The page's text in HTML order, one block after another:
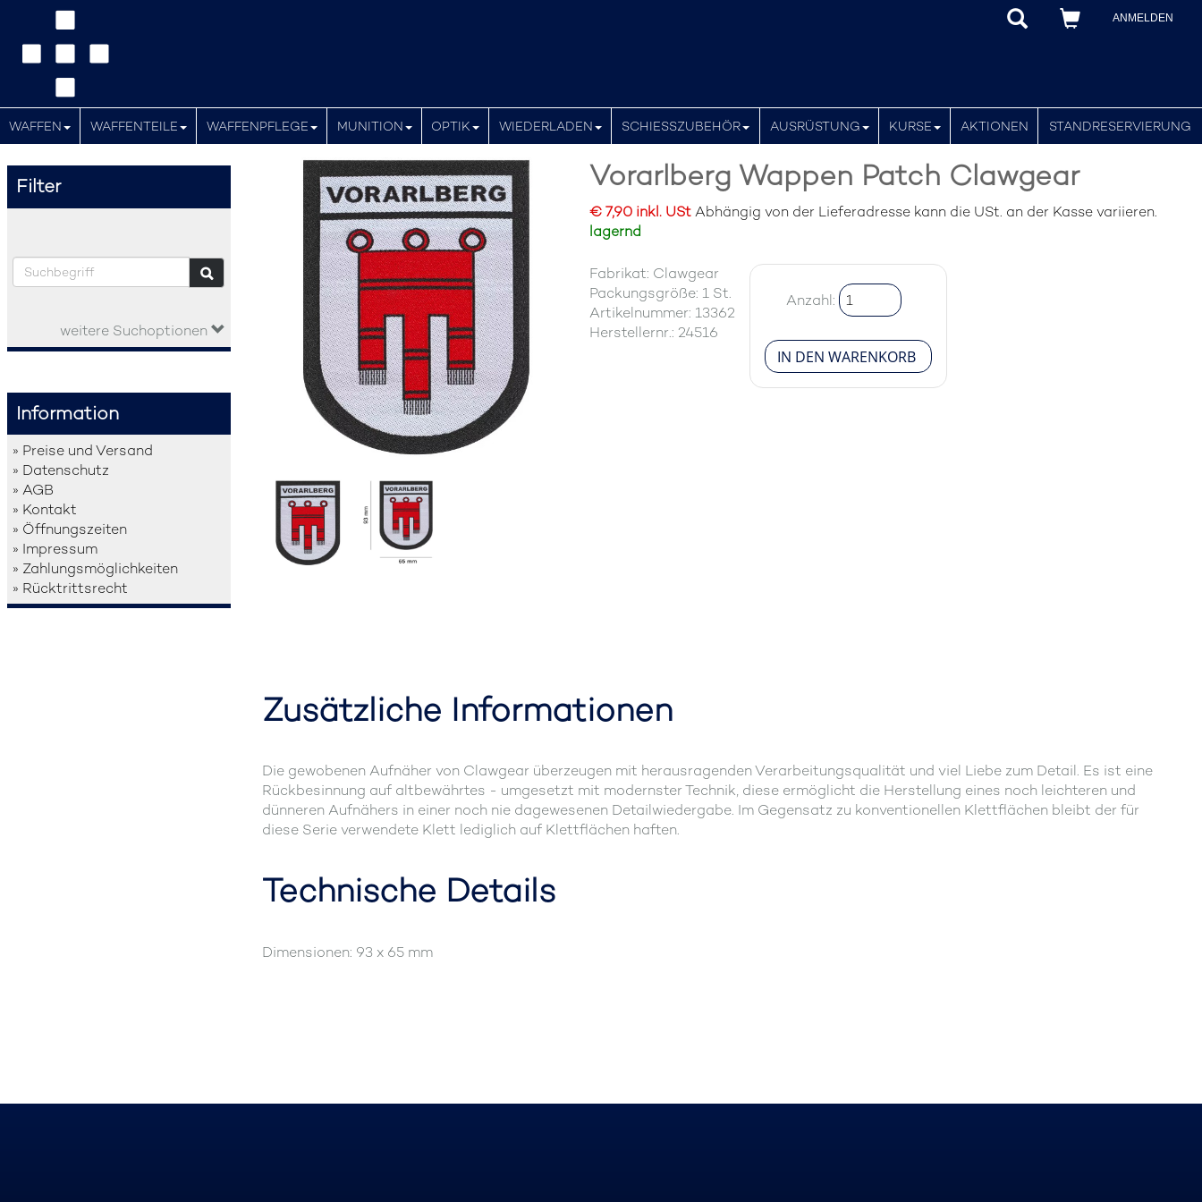
ANMELDEN
WAFFEN WAFFENTEILE WAFFENPFLEGE MUNITION OPTIK WIEDERLADEN SCHIESSZUBEHÖR AUSRÜSTUNG KURSE AKTIONEN STANDRESERVIERUNG
Filter
weitere Suchoptionen
Information
» Preise und Versand
» Datenschutz
» AGB
» Kontakt
» Öffnungszeiten
» Impressum
» Zahlungsmöglichkeiten
» Rücktrittsrecht
Vorarlberg Wappen Patch Clawgear
€ 7,90 inkl. UStAbhängig von der Lieferadresse kann die USt. an der Kasse variieren.
lagernd
Fabrikat: Clawgear
Packungsgröße: 1 St.
Artikelnummer: 13362
Herstellernr.: 24516
Anzahl:
Zusätzliche Informationen
Die gewobenen Aufnäher von Clawgear überzeugen mit herausragenden Verarbeitungsqualität und viel Liebe zum Detail. Es ist eine
Rückbesinnung auf altbewährtes - umgesetzt mit modernster Technik, diese ermöglicht die Herstellung eines noch leichteren und
dünneren Aufnähers in einer noch nie dagewesenen Detailwiedergabe. Im Gegensatz zu konventionellen Klettflächen bleibt der für
diese Serie verwendete Klett lediglich auf Klettflächen haften.
Technische Details
Dimensionen: 93 x 65 mm